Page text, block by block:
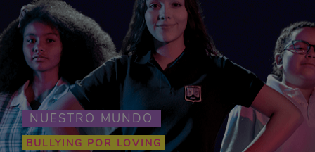
NUESTRO MUNDO
BULLYING POR LOVING